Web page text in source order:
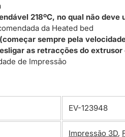
218ºC, no qual não
da Heated bed
sempre pela
as retracções do
de Impressão
EV-123948
Impressão 3D,